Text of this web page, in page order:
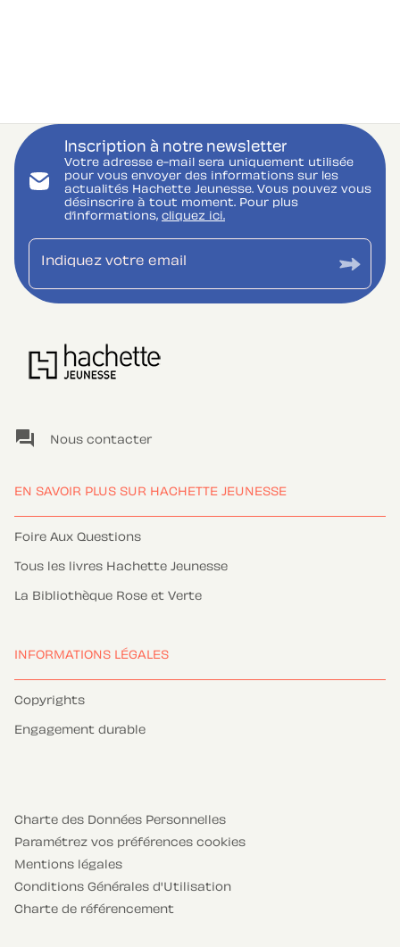
Inscription à notre newsletter
Votre adresse e-mail sera uniquement utilisée
pour vous envoyer des informations sur les
actualités Hachette Jeunesse. Vous pouvez vous
désinscrire à tout moment. Pour plus
d’informations, cliquez ici.
Indiquez votre email
question_answer Nous contacter
EN SAVOIR PLUS SUR HACHETTE JEUNESSE
Foire Aux Questions
Tous les livres Hachette Jeunesse
La Bibliothèque Rose et Verte
INFORMATIONS LÉGALES
Copyrights
Engagement durable
Charte des Données Personnelles
Paramétrez vos préférences cookies
Mentions légales
Conditions Générales d'Utilisation
Charte de référencement